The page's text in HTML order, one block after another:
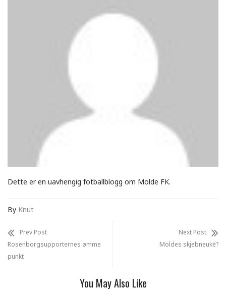
Dette er en uavhengig fotballblogg om Molde FK.
By Knut
Prev Post
Rosenborgsupporternes ømme
punkt
Next Post
Moldes skjebneuke?
You May Also Like